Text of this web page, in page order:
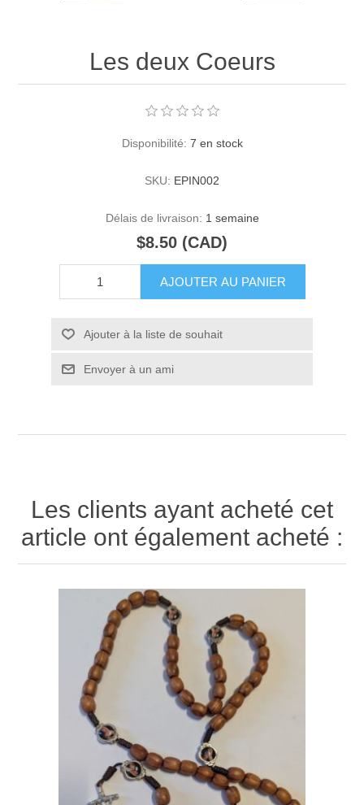
Les deux Coeurs
Disponibilité: 7 en stock
SKU: EPIN002
Délais de livraison: 1 semaine
$8.50 (CAD)
AJOUTER AU PANIER
Ajouter à la liste de souhait
Envoyer à un ami
Les clients ayant acheté cet
article ont également acheté :